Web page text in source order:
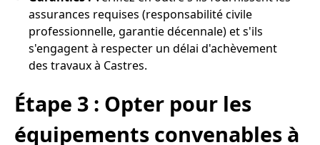
assurances requises (responsabilité civile
professionnelle, garantie décennale) et s'ils
s'engagent à respecter un délai d'achèvement
des travaux à Castres.
Étape 3 : Opter pour les
équipements convenables à